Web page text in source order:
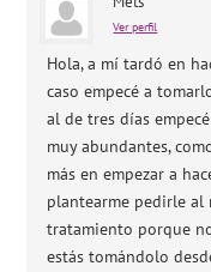
Ver perfil
Hola, a mí tardó en
caso empecé a
al de tres días
muy abundantes,
más en empezar a
plantearme pedirle al
tratamiento porque
estás tomándolo